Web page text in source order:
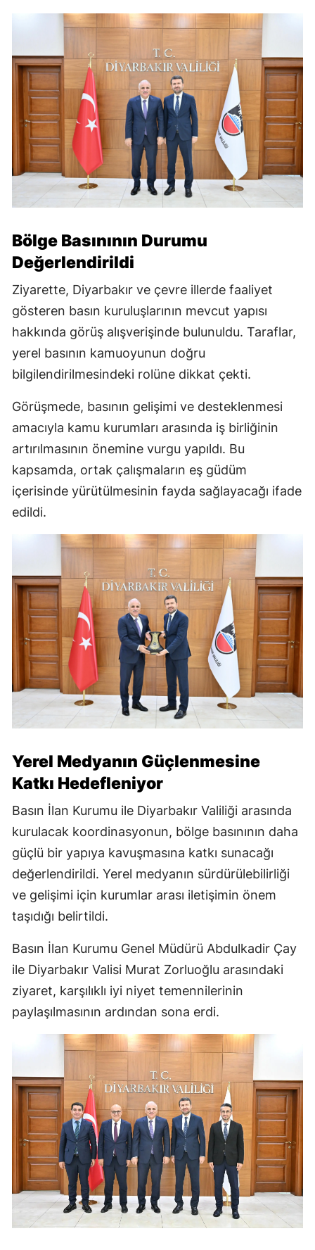
Bölge Basınının Durumu
Değerlendirildi
Ziyarette, Diyarbakır ve çevre illerde faaliyet
gösteren basın kuruluşlarının mevcut yapısı
hakkında görüş alışverişinde bulunuldu. Taraflar,
yerel basının kamuoyunun doğru
bilgilendirilmesindeki rolüne dikkat çekti.
Görüşmede, basının gelişimi ve desteklenmesi
amacıyla kamu kurumları arasında iş birliğinin
artırılmasının önemine vurgu yapıldı. Bu
kapsamda, ortak çalışmaların eş güdüm
içerisinde yürütülmesinin fayda sağlayacağı ifade
edildi.
Yerel Medyanın Güçlenmesine
Katkı Hedefleniyor
Basın İlan Kurumu ile Diyarbakır Valiliği arasında
kurulacak koordinasyonun, bölge basınının daha
güçlü bir yapıya kavuşmasına katkı sunacağı
değerlendirildi. Yerel medyanın sürdürülebilirliği
ve gelişimi için kurumlar arası iletişimin önem
taşıdığı belirtildi.
Basın İlan Kurumu Genel Müdürü Abdulkadir Çay
ile Diyarbakır Valisi Murat Zorluoğlu arasındaki
ziyaret, karşılıklı iyi niyet temennilerinin
paylaşılmasının ardından sona erdi.